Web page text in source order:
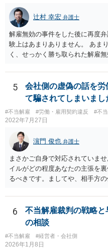
辻村 幸宏 弁護士
解雇無効の事件をした後に再度
験上はあまりありません。 あま
く、せっかく勝ち取られた解雇
味が悪いことには変わりません
解雇が認められなかった以上、
の方が多く、嫌がらせのような
けると思います。正攻法で解雇
心理的な追い込みにより精神疾
にしもあらずですが、そのよう
こころをすり減らすより、経歴
択肢に入れる方が建設的だと考え
5
会社側の虚偽の話を
て騙されてしまいまし
#不当解雇 #労働・雇用契約違反 #不
2022年7月27日
濵門 俊也 弁護士
まさかご自身で対応されていま
イルがどの程度あなたの主張を
るべきです。ましてや、相手方
ん。一刻も早く弁護士にご相談
6
不当解雇裁判の戦略
の相談
#不当解雇 #経営者・会社側
2026年1月8日